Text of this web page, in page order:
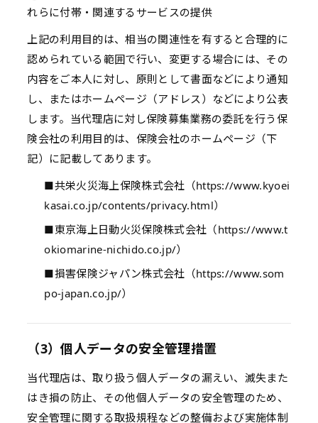
れらに付帯・関連するサービスの提供
上記の利用目的は、相当の関連性を有すると合理的に
認められている範囲で行い、変更する場合には、その
内容をご本人に対し、原則として書面などにより通知
し、またはホームページ（アドレス）などにより公表
します。当代理店に対し保険募集業務の委託を行う保
険会社の利用目的は、保険会社のホームページ（下
記）に記載してあります。
■共栄火災海上保険株式会社（https://www.kyoei
kasai.co.jp/contents/privacy.html）
■東京海上日動火災保険株式会社（https://www.t
okiomarine-nichido.co.jp/）
■損害保険ジャパン株式会社（https://www.som
po-japan.co.jp/）
（3）個人データの安全管理措置
当代理店は、取り扱う個人データの漏えい、滅失また
はき損の防止、その他個人データの安全管理のため、
安全管理に関する取扱規程などの整備および実施体制